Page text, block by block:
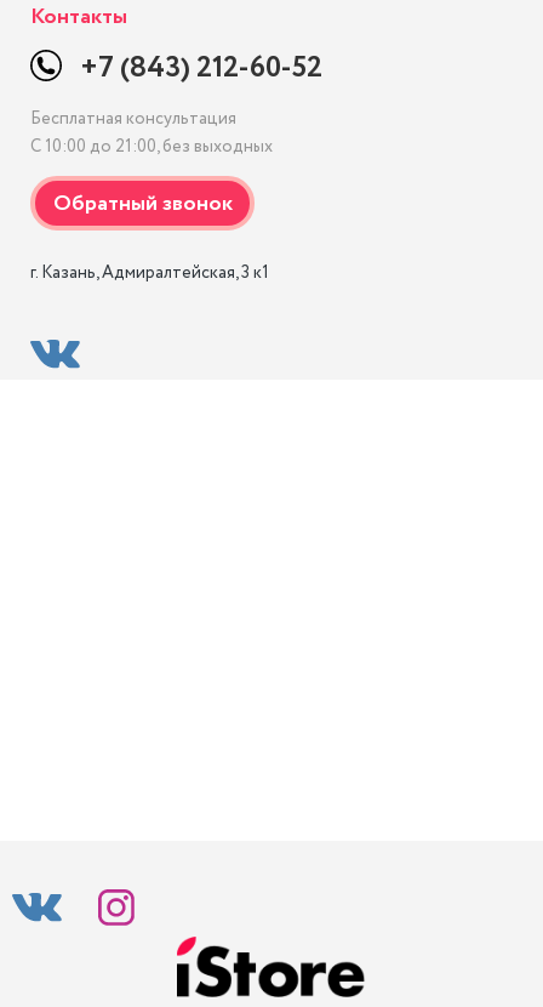
Контакты
+7 (843) 212-60-52
Бесплатная консультация
С 10:00 до 21:00, без выходных
г. Казань, Адмиралтейская, 3 к1